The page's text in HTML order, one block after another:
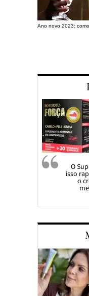
Ano novo 2023:
O
isso
o